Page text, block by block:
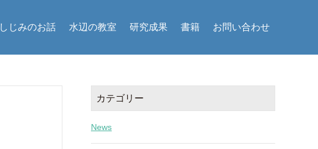
しじみのお話 水辺の教室 研究成果 書籍 お問い合わせ
カテゴリー
News